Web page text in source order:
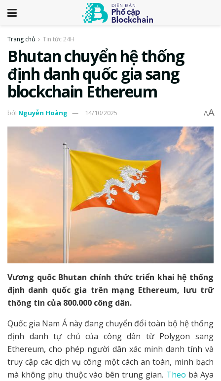
Trang chủ Tin tức 24H
Bhutan chuyển hệ thống
định danh quốc gia sang
blockchain Ethereum
bởi Nguyễn Hoàng 14/10/2025 AA
Vương quốc Bhutan chính thức triển khai hệ thống
định danh quốc gia trên mạng Ethereum, lưu trữ
thông tin của 800.000 công dân.
Quốc gia Nam Á này đang chuyển đổi toàn bộ hệ thống
định danh tự chủ của công dân từ Polygon sang
Ethereum, cho phép người dân xác minh danh tính và
truy cập các dịch vụ công một cách an toàn, minh bạch
mà không phụ thuộc vào bên trung gian. Theo bà Aya